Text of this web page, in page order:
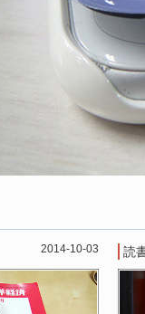
2014-10-03 読